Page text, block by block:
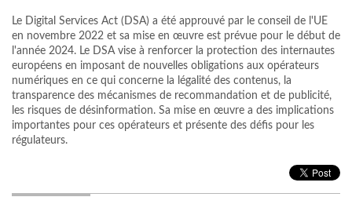
Le Digital Services Act (DSA) a été approuvé par le conseil de l'UE
en novembre 2022 et sa mise en œuvre est prévue pour le début de
l'année 2024. Le DSA vise à renforcer la protection des internautes
européens en imposant de nouvelles obligations aux opérateurs
numériques en ce qui concerne la légalité des contenus, la
transparence des mécanismes de recommandation et de publicité,
les risques de désinformation. Sa mise en œuvre a des implications
importantes pour ces opérateurs et présente des défis pour les
régulateurs.